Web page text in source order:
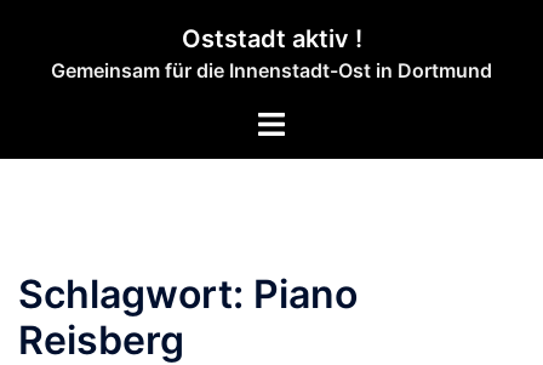
springen
Oststadt aktiv !
Gemeinsam für die Innenstadt-Ost in Dortmund
Menü
Schlagwort: Piano
Reisberg